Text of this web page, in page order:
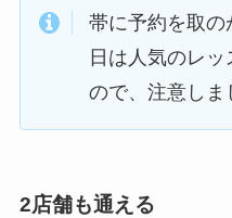
帯に予約を取の
日は人気のレ
ので、注意しま
2店舗も通える